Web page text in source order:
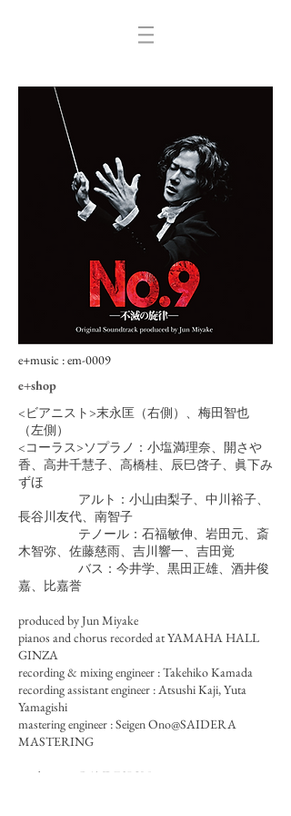
e+music : em-0009
e+shop
<ビアニスト>末永匡（右側）、梅田智也
（左側）
<コーラス>ソプラノ：小塩満理奈、開さや
香、高井千慧子、高橋桂、辰巳啓子、眞下み
ずほ
アルト：小山由梨子、中川裕子、
長谷川友代、南智子
テノール：石福敏伸、岩田元、斎
木智弥、佐藤慈雨、吉川響一、吉田覚
バス：今井学、黒田正雄、酒井俊
嘉、比嘉誉
produced by Jun Miyake
pianos and chorus recorded at YAMAHA HALL
GINZA
recording & mixing engineer : Takehiko Kamada
recording assistant engineer : Atsushi Kaji, Yuta
Yamagishi
mastering engineer : Seigen Ono@SAIDERA
MASTERING
art direction BATDESIGN